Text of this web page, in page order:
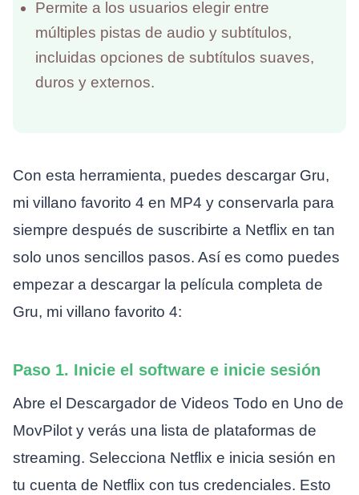
Permite a los usuarios elegir entre
múltiples pistas de audio y subtítulos,
incluidas opciones de subtítulos suaves,
duros y externos.
Con esta herramienta, puedes descargar Gru,
mi villano favorito 4 en MP4 y conservarla para
siempre después de suscribirte a Netflix en tan
solo unos sencillos pasos. Así es como puedes
empezar a descargar la película completa de
Gru, mi villano favorito 4:
Paso 1. Inicie el software e inicie sesión
Abre el Descargador de Videos Todo en Uno de
MovPilot y verás una lista de plataformas de
streaming. Selecciona Netflix e inicia sesión en
tu cuenta de Netflix con tus credenciales. Esto